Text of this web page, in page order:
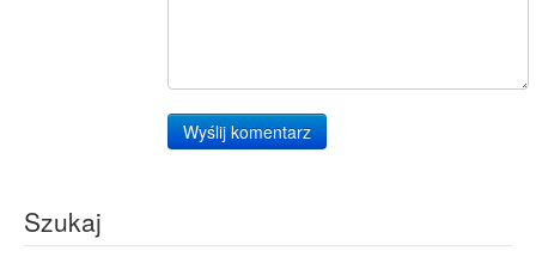
Wyślij komentarz
Szukaj